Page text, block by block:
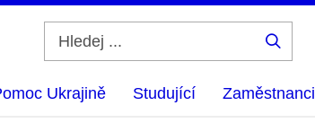
Ukrajině Studující Zaměstnanci